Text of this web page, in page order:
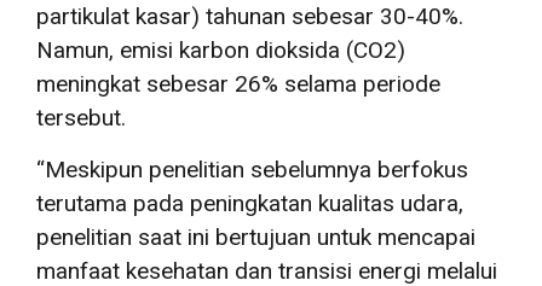
partikulat kasar) tahunan sebesar 30-40%.
Namun, emisi karbon dioksida (CO2)
meningkat sebesar 26% selama periode
tersebut.
“Meskipun penelitian sebelumnya berfokus
terutama pada peningkatan kualitas udara,
penelitian saat ini bertujuan untuk mencapai
manfaat kesehatan dan transisi energi melalui